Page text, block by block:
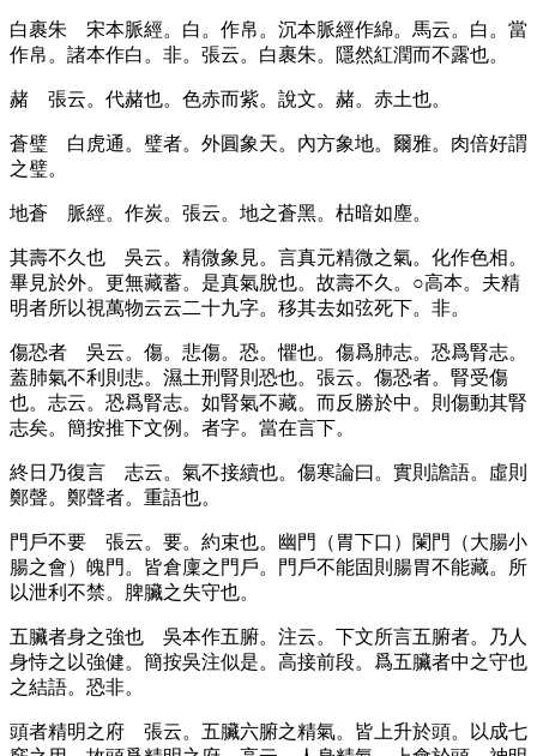
白裹朱 宋本脈經。白。作帛。沉本脈經作綿。馬云。白。當
作帛。諸本作白。非。張云。白裹朱。隱然紅潤而不露也。
赭 張云。代赭也。色赤而紫。說文。赭。赤土也。
蒼璧 白虎通。璧者。外圓象天。內方象地。爾雅。肉倍好謂
之璧。
地蒼 脈經。作炭。張云。地之蒼黑。枯暗如塵。
其壽不久也 吳云。精微象見。言真元精微之氣。化作色相。
畢見於外。更無藏蓄。是真氣脫也。故壽不久。○高本。夫精
明者所以視萬物云云二十九字。移其去如弦死下。非。
傷恐者 吳云。傷。悲傷。恐。懼也。傷爲肺志。恐爲腎志。
蓋肺氣不利則悲。濕土刑腎則恐也。張云。傷恐者。腎受傷
也。志云。恐爲腎志。如腎氣不藏。而反勝於中。則傷動其腎
志矣。簡按推下文例。者字。當在言下。
終日乃復言 志云。氣不接續也。傷寒論曰。實則譫語。虛則
鄭聲。鄭聲者。重語也。
門戶不要 張云。要。約束也。幽門 （胃下口） 闌門
（大腸小
腸之會） 魄門。皆倉廩之門戶。門戶不能固則腸胃不能藏。所
以泄利不禁。脾臟之失守也。
五臟者身之強也 吳本作五腑。注云。下文所言五腑者。乃人
身恃之以強健。簡按吳注似是。高接前段。爲五臟者中之守也
之結語。恐非。
頭者精明之府 張云。五臟六腑之精氣。皆上升於頭。以成七